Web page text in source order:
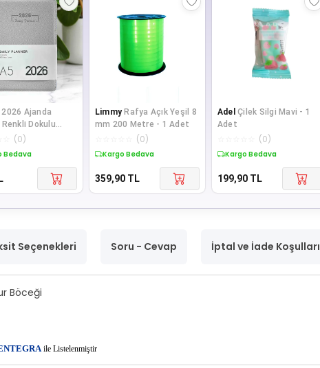
2026 Ajanda
Dokulu
Ajanda A5 (15x21
(0)
Bedava
Limmy Rafya Açık Yeşil 8
mm 200 Metre - 1 Adet
(0)
Kargo Bedava
359,90 TL
Adel Çilek Silgi Mavi - 1
Adet
(0)
Kargo Bedava
199,90 TL
Seçenekleri Soru - Cevap İptal ve İade Koşulları
Böceği
NTEGRAile Listelenmiştir